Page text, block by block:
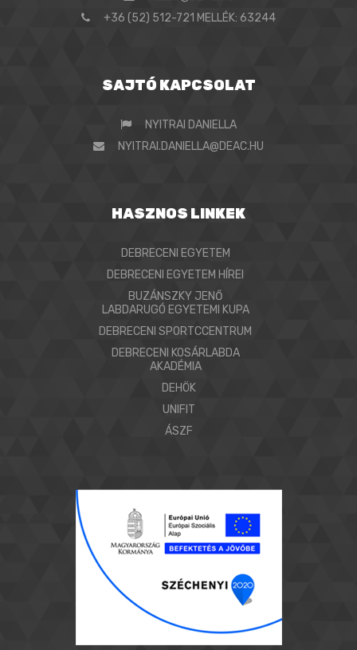
+36 (52) 512-721 MELLÉK: 63244
SAJTÓ KAPCSOLAT
NYITRAI DANIELLA
NYITRAI.DANIELLA@DEAC.HU
HASZNOS LINKEK
DEBRECENI EGYETEM
DEBRECENI EGYETEM HÍREI
BUZÁNSZKY JENŐ
LABDARUGÓ EGYETEMI KUPA
DEBRECENI SPORTCCENTRUM
DEBRECENI KOSÁRLABDA
AKADÉMIA
DEHÖK
UNIFIT
ÁSZF